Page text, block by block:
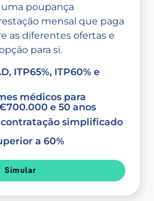
poupança
mensal que paga
as diferentes ofertas e
para si.
ITP65%, ITP60% e
médicos para
e 50 anos
contratação simplificado
a 60%
Simular